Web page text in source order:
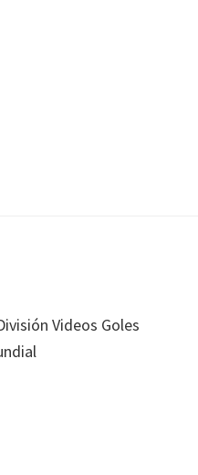
Videos Goles